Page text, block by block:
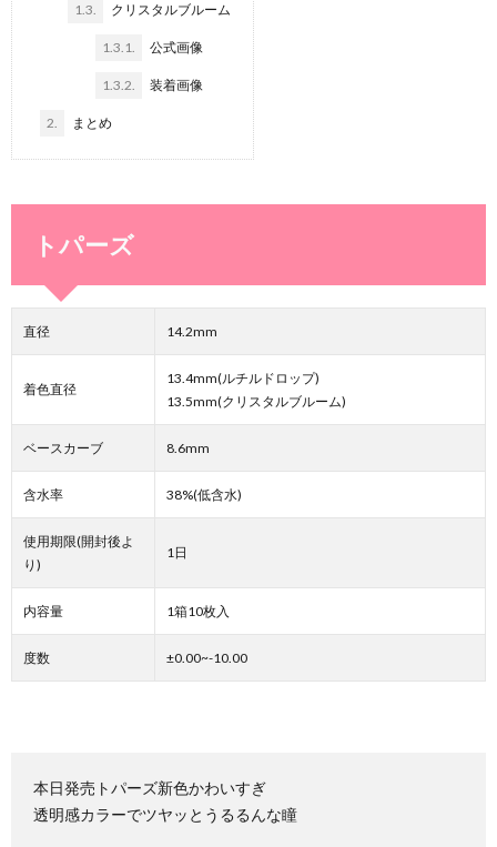
1.3. クリスタルブルーム
1.3.1. 公式画像
1.3.2. 装着画像
2. まとめ
トパーズ
直径 14.2mm
着色直径
13.4mm(ルチルドロップ)
13.5mm(クリスタルブルーム)
ベースカーブ 8.6mm
含水率 38%(低含水)
使用期限(開封後よ
り)
1日
内容量 1箱10枚入
度数 ±0.00~-10.00
本日発売トパーズ新色かわいすぎ
透明感カラーでツヤッとうるるんな瞳